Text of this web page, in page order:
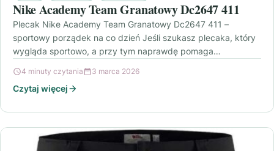
Nike Academy Team Granatowy Dc2647 411
Plecak Nike Academy Team Granatowy Dc2647 411 –
sportowy porządek na co dzień Jeśli szukasz plecaka, który
wygląda sportowo, a przy tym naprawdę pomaga…
4 minuty czytania 3 marca 2026
Czytaj więcej